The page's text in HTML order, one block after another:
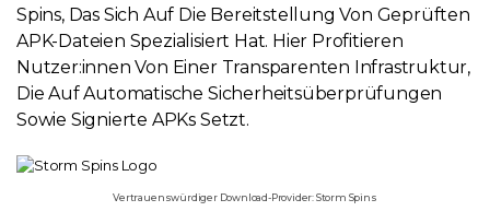
Spins, Das Sich Auf Die Bereitstellung Von Geprüften
APK-Dateien Spezialisiert Hat. Hier Profitieren
Nutzer:innen Von Einer Transparenten Infrastruktur,
Die Auf Automatische Sicherheitsüberprüfungen
Sowie Signierte APKs Setzt.
Vertrauenswürdiger Download-Provider: Storm Spins